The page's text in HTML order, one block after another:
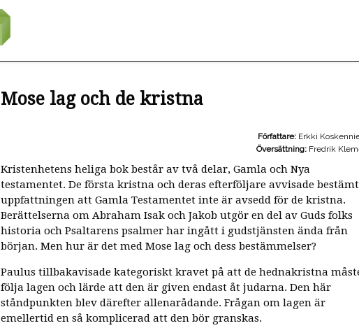
Mose lag och de kristna
Författare: Erkki
Översättning: Fredrik
Kristenhetens heliga bok består av två delar, Gamla och Nya
testamentet. De första kristna och deras efterföljare avvisade bestämt
uppfattningen att Gamla Testamentet inte är avsedd för de kristna.
Berättelserna om Abraham Isak och Jakob utgör en del av Guds folks
historia och Psaltarens psalmer har ingått i gudstjänsten ända från
början. Men hur är det med Mose lag och dess bestämmelser?
Paulus tillbakavisade kategoriskt kravet på att de hednakristna
följa lagen och lärde att den är given endast åt judarna. Den här
ståndpunkten blev därefter allenarådande. Frågan om lagen är
emellertid en så komplicerad att den bör granskas.